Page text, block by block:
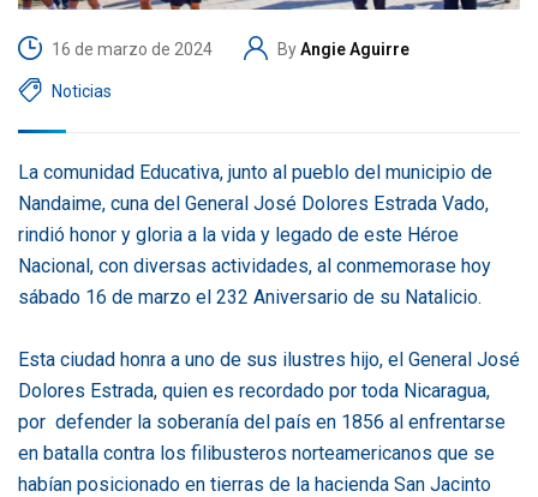
16 de marzo de 2024 ByAngie Aguirre
Noticias
La comunidad Educativa, junto al pueblo del municipio de
Nandaime, cuna del General José Dolores Estrada Vado,
rindió honor y gloria a la vida y legado de este Héroe
Nacional, con diversas actividades, al conmemorase hoy
sábado 16 de marzo el 232 Aniversario de su Natalicio.
Esta ciudad honra a uno de sus ilustres hijo, el General José
Dolores Estrada, quien es recordado por toda Nicaragua,
por defender la soberanía del país en 1856 al enfrentarse
en batalla contra los filibusteros norteamericanos que se
habían posicionado en tierras de la hacienda San Jacinto